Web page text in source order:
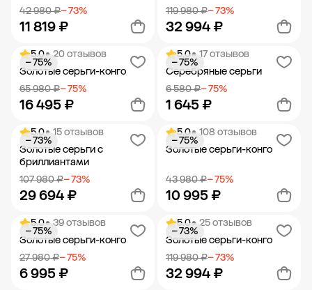
42 980 ₽− 73%
11 819 ₽
Добавить в корзину
119 980 ₽− 73%
32 994 ₽
Добавить в корзину
5.0• 20 отзывов
Золотые серьги-конго
65 980 ₽− 75%
16 495 ₽
− 75%
Добавить в корзину
5.0• 17 отзывов
Серебряные серьги
6 580 ₽− 75%
1 645 ₽
− 75%
Добавить в корзину
5.0• 15 отзывов
Золотые серьги с
бриллиантами
107 980 ₽− 73%
29 694 ₽
− 73%
Добавить в корзину
5.0• 108 отзывов
Золотые серьги-конго
43 980 ₽− 75%
10 995 ₽
− 75%
Добавить в корзину
5.0• 39 отзывов
Золотые серьги-конго
27 980 ₽− 75%
6 995 ₽
− 75%
5.0• 25 отзывов
Золотые серьги-конго
119 980 ₽− 73%
32 994 ₽
− 73%